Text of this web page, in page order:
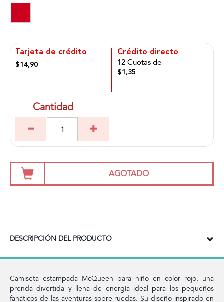
Tarjeta de crédito
$14,90
Crédito directo
12 Cuotas de
$1,35
Cantidad
AGOTADO
DESCRIPCIÓN DEL PRODUCTO
Camiseta estampada McQueen para niño en color rojo, una
prenda divertida y llena de energía ideal para los pequeños
fanáticos de las aventuras sobre ruedas. Su diseño inspirado en